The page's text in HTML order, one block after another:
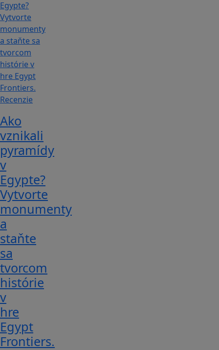
Recenzie
Ako
vznikali
pyramídy
v
Egypte?
Vytvorte
monumenty
a
staňte
sa
tvorcom
histórie
v
hre
Egypt
Frontiers.